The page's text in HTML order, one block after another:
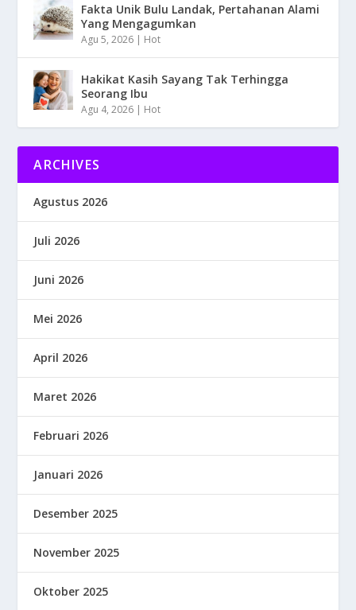
Fakta Unik Bulu Landak, Pertahanan Alami
Yang Mengagumkan
Agu 5, 2026 | Hot
Hakikat Kasih Sayang Tak Terhingga
Seorang Ibu
Agu 4, 2026 | Hot
ARCHIVES
Agustus 2026
Juli 2026
Juni 2026
Mei 2026
April 2026
Maret 2026
Februari 2026
Januari 2026
Desember 2025
November 2025
Oktober 2025